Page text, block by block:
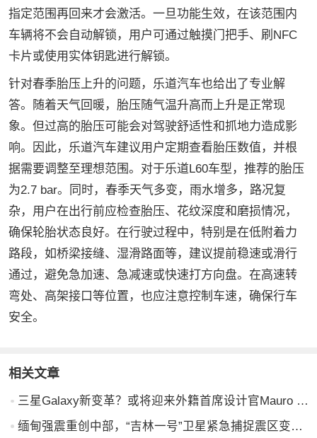
指定范围再回来才会激活。一旦功能生效，在该范围内
车辆将不会自动解锁，用户可通过触摸门把手、刷NFC
卡片或使用实体钥匙进行解锁。
针对春季胎压上升的问题，乐道汽车也给出了专业解
答。随着天气回暖，胎压随气温升高而上升是正常现
象。但过高的胎压可能会对驾驶舒适性和抓地力造成影
响。因此，乐道汽车建议用户定期查看胎压数值，并根
据需要调整至理想范围。对于乐道L60车型，推荐的胎压
为2.7 bar。同时，春季天气多变，雨水增多，路况复
杂，用户在出行前应检查胎压、花纹深度和磨损情况，
确保轮胎状态良好。在行驶过程中，特别是在低附着力
路段，如桥梁接缝、湿滑路面等，建议提前稳速或滑行
通过，避免急加速、急减速或快速打方向盘。在高速转
弯处、高架接口等位置，也应注意控制车速，确保行车
安全。
相关文章
三星Galaxy新变革？或将迎来外籍首席设计官Mauro Porcini
缅甸强震重创中部，“吉林一号”卫星紧急捕捉震区变化助力救援